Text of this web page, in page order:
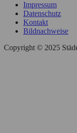
Impressum
Datenschutz
Kontakt
Bildnachweise
Copyright © 2025